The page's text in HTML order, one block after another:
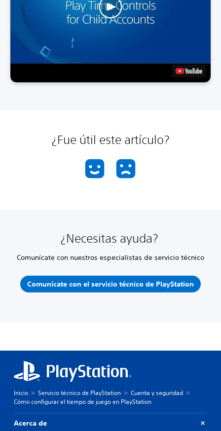
¿Fue útil este artículo?
¿Necesitas ayuda?
Comunícate con nuestros especialistas de servicio técnico
Comunícate con el servicio técnico de PlayStation
Inicio Servicio técnico de PlayStation
Cuenta y seguridad
Cómo configurar el tiempo de juego en PlayStation
Acerca de